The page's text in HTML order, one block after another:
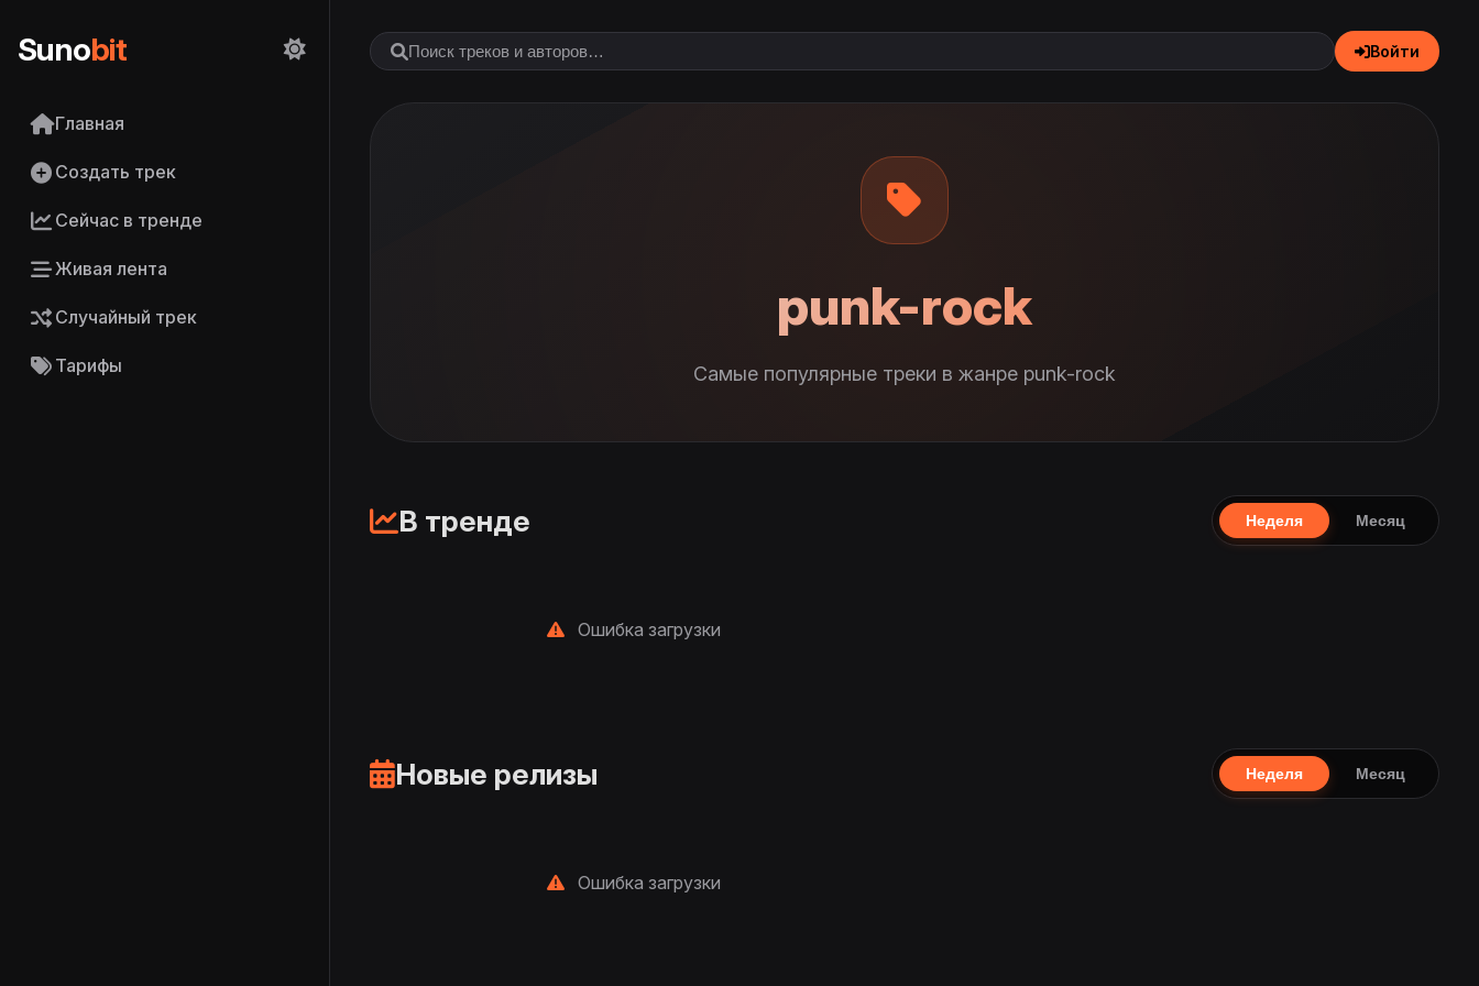
Sunobit
Главная
Создать трек
Сейчас в тренде
Живая лента
Случайный трек
Тарифы
Войти
punk-rock
Самые популярные треки в жанре punk-rock
В тренде Неделя Месяц
Ошибка загрузки
Новые релизы Неделя Месяц
Ошибка загрузки